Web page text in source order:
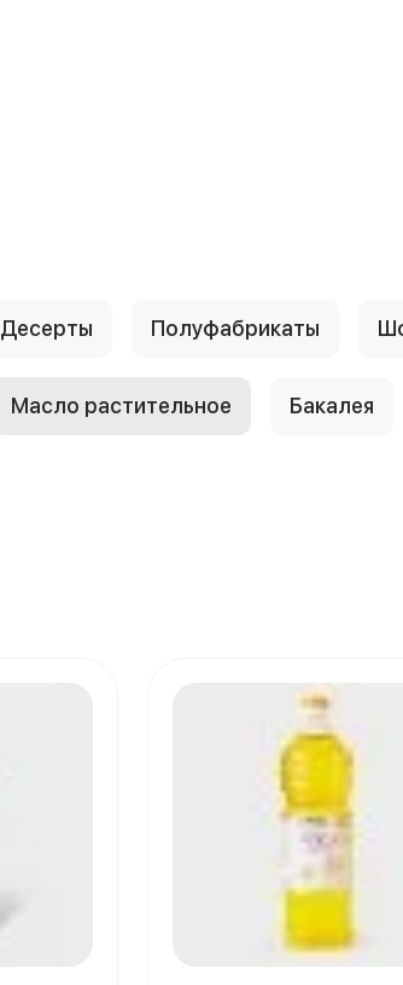
Десерты Полуфабрикаты
Масло растительное Бакалея